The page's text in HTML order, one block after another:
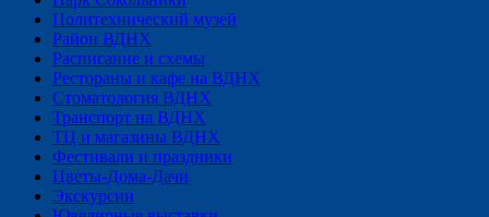
Политехнический музей
Район ВДНХ
Расписание и схемы
Рестораны и кафе на ВДНХ
Стоматология ВДНХ
Транспорт на ВДНХ
ТЦ и магазины ВДНХ
Фестивали и праздники
Цветы-Дома-Дачи
Экскурсии